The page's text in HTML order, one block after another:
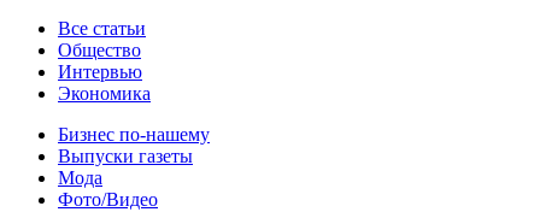
Статьи
Все статьи
Общество
Интервью
Экономика
Разное
Бизнес по-нашему
Выпуски газеты
Мода
Фото/Видео